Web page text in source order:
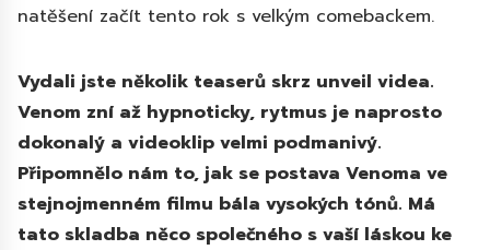
natěšení začít tento rok s velkým comebackem.
Vydali jste několik teaserů skrz unveil videa.
Venom zní až hypnoticky, rytmus je naprosto
dokonalý a videoklip velmi podmanivý.
Připomnělo nám to, jak se postava Venoma ve
stejnojmenném filmu bála vysokých tónů. Má
tato skladba něco společného s vaší láskou ke